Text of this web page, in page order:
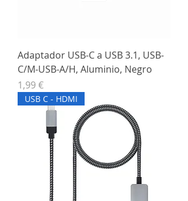
Adaptador USB-C a USB 3.1, USB-
C/M-USB-A/H, Aluminio, Negro
Precio
1,99 €
USB C - HDMI